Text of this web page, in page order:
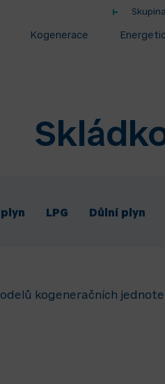
Kogenerace
LPG Důlní plyn
kogeneračních